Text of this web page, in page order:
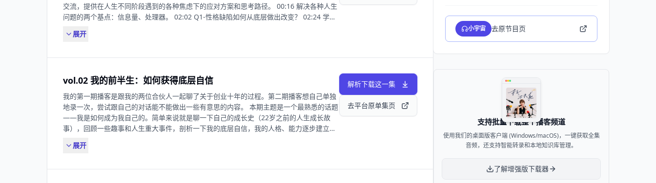
交流，提供在人生不同阶段遇到的各种焦虑下的应对方案和思考路径。 00:16 解决各种人生
问题的两个基点：信息量、处理器。 02:02 Q1-性格缺陷如何从底层做出改变？ 02:24 学会
性，做出明智决策、提升人生效率？ 06:03 关于明智决策：阅读对每一个普通人来说都是一
眼高手低，巧用递进策略。 10:35 提升认知能力的书单：《费曼学习法》《你有你的计划，
能否真的保持独居生活？ 14:47 人是存在多样性的，哪怕恰巧你是那个多样性中的少数派，
也没什么，不要因此而害怕。 17:40 亲密关系不一定就是恋爱关系。 19:11 要有独立的能
力，在收入层面、精神层面能给到自己足够的支持去应对世俗的问题。 21:27 Q4-如何与原
生家庭和解？ 22:17 这个世界上并不是所有的父母都命中注定要爱你。 24:42 调整权力结
构：使得你们权利平等的方案，绝对不是你给予了什么他们想要的东西，这依旧是你作为权
力下方向权力上方的“进贡”。 27:07 成为一个独立的“你”。 30:15 Q5-二十岁看不到的世界，
三十岁再去看真的会后悔吗？强制储蓄更重要的话，如何面对自己想花钱的欲望？ 30:49 每
人生目标，你大概预想成为一个什么样的人。第二，搞清楚自己的需求，不要因为“被绑架”
展开
vol.02 我的前半生：如何获得底层自信
我的第一期播客是跟我的两位合伙人一起聊了关于创业十年的过程。第二期播客想自己单独
地录一次，尝试跟自己的对话能不能做出一些有意思的内容。 本期主题是一个最熟悉的话题
——我是如何成为我自己的。简单来说就是聊一下自己的成长史（22岁之前的人生成长故
事），回顾一些趣事和人生重大事件，剖析一下我的底层自信，我的人格、能力逐步建立的
和表达逻辑。 03:06 让我开悟、理解人性的书：《我不是教你诈》 04:23 我在很小的时候就
话。 07:25 知识的真实答案到底是什么？由谁来界定这个真实的标准？ 08:40 选择妈妈当初
展开
解析下载这一集
去平台原单集页
小宇宙 去原节目页
支持批量下载整个播客频道
使用我们的桌面版客户端 (Windows/macOS)，一键获取全集
音频，还支持智能转录和本地知识库管理。
了解增强版下载器